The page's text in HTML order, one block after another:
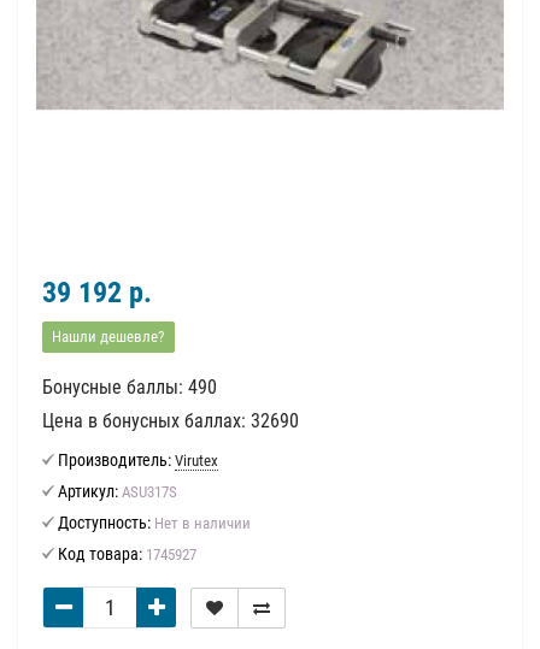
39 192 р.
Нашли дешевле?
Бонусные баллы: 490
Цена в бонусных баллах: 32690
Производитель: Virutex
Артикул: ASU317S
Доступность: Нет в наличии
Код товара: 1745927